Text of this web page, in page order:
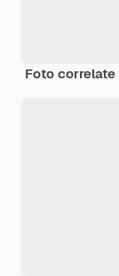
Foto correlate